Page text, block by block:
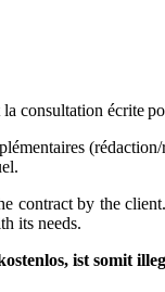
consultation écrite
by the
its needs.
ist somit